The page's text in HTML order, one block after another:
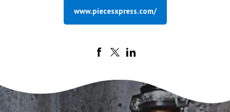
www.piecesxpress.com/